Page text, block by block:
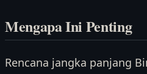
Mengapa Ini Penting
Rencana jangka panjang